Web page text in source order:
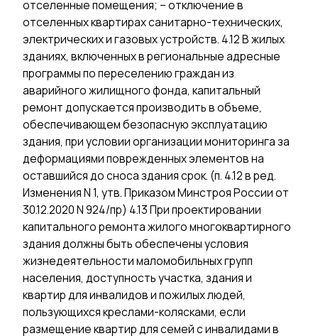
отселенные помещения; – отключение в
отселенных квартирах санитарно-технических,
электрических и газовых устройств. 4.12 В жилых
зданиях, включенных в региональные адресные
программы по переселению граждан из
аварийного жилищного фонда, капитальный
ремонт допускается производить в объеме,
обеспечивающем безопасную эксплуатацию
здания, при условии организации мониторинга за
деформациями поврежденных элементов на
оставшийся до сноса здания срок. (п. 4.12 в ред.
Изменения N 1, утв. Приказом Минстроя России от
30.12.2020 N 924/пр) 4.13 При проектировании
капитального ремонта жилого многоквартирного
здания должны быть обеспечены условия
жизнедеятельности маломобильных групп
населения, доступность участка, здания и
квартир для инвалидов и пожилых людей,
пользующихся креслами-колясками, если
размещение квартир для семей с инвалидами в